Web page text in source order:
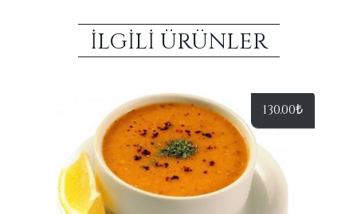
İLGILI ÜRÜNLER
130.00₺